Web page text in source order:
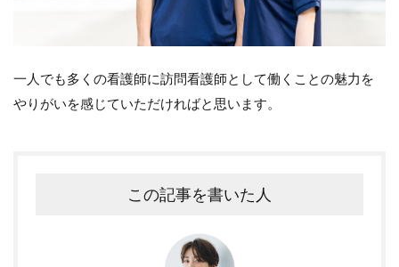
一人でも多くの看護師に訪問看護師として働くことの魅力を
やりがいを感じていただければと思います。
この記事を書いた人